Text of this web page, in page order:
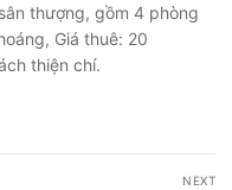
thượng, gồm 4 phòng
Giá thuê: 20
thiện chí.
NEXT